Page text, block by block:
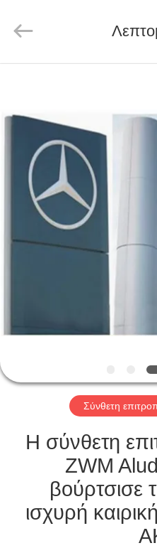
ΠΡΟΪΌΝΤΑ
ΣΧΕΤΙΚΆ
ΜΕ
ΕΜΆΣ
ΠΕΡΙΟΔΕΊΑ
ΕΡΓΟΣΤΆΣΙΟ
ΠΟΙΌΤΗΤΑΣ
ΜΑΖΊ
ΕΙΔΉΣΕΙΣ
Co.,
Reserved.
Σύνθετη
Η σύνθετη
ZWM
βούρτσισε
ισχυρή